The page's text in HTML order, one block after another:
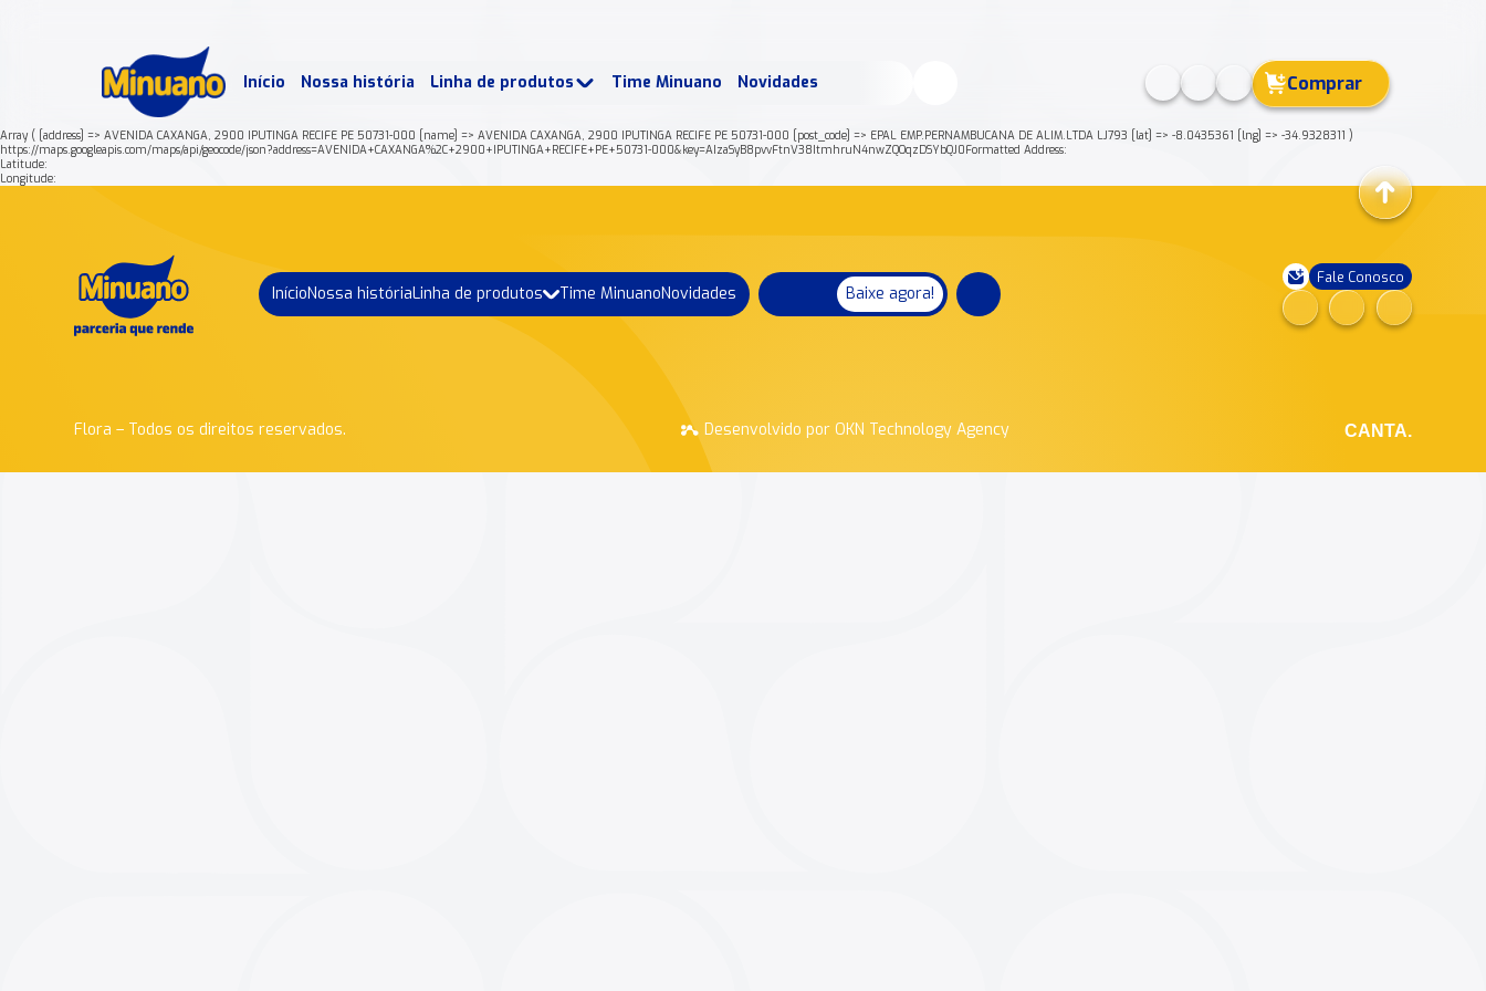
Início Nossa história Linha de produtos Time Minuano Novidades Comprar
Array ( [address] => AVENIDA CAXANGA, 2900 IPUTINGA RECIFE PE 50731-000 [name] => AVENIDA CAXANGA, 2900 IPUTINGA RECIFE PE 50731-000 [post_code] => EPAL EMP.PERNAMBUCANA DE ALIM.LTDA LJ793 [lat] => -8.0435361 [lng] => -34.9328311 )
https://maps.googleapis.com/maps/api/geocode/json?address=AVENIDA+CAXANGA%2C+2900+IPUTINGA+RECIFE+PE+50731-000&key=AIzaSyB8pvvFtnV38ItmhruN4nwZQOqzDSYbQJ0Formatted Address:
Latitude:
Longitude:
InícioNossa históriaLinha de produtos Time MinuanoNovidades Baixe agora!
Fale Conosco
Flora – Todos os direitos reservados. Desenvolvido por OKN Technology Agency CANTA.